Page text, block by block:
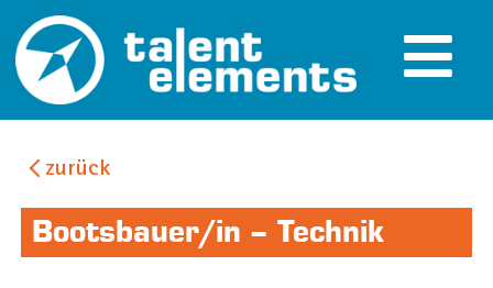
zurück
Bootsbauer/in – Technik